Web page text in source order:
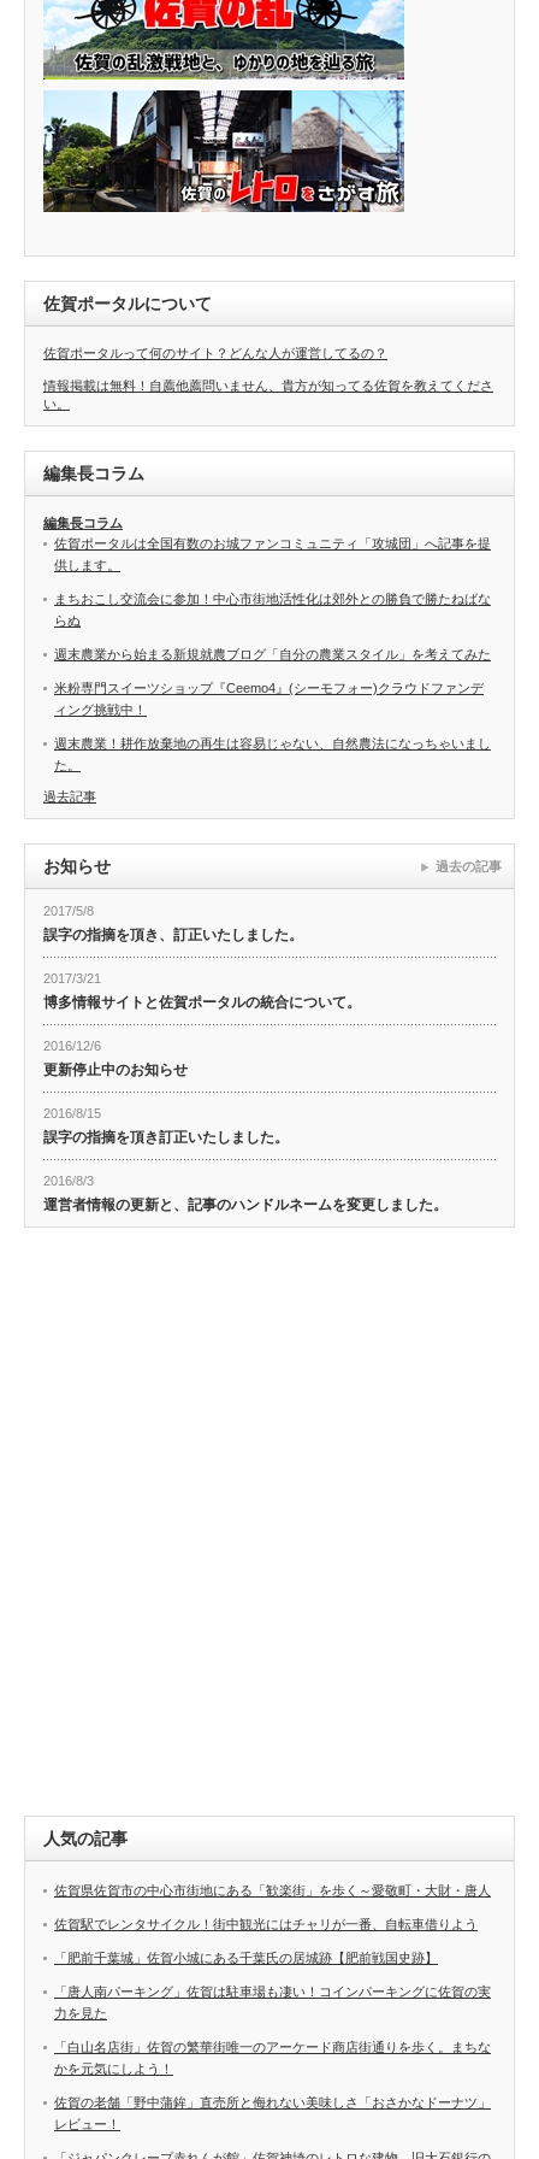
佐賀ポータルについて
佐賀ポータルって何のサイト？どんな人が運営してるの？
情報掲載は無料！自薦他薦問いません、貴方が知ってる佐賀を教えてくださ
い。
編集長コラム
編集長コラム
佐賀ポータルは全国有数のお城ファンコミュニティ「攻城団」へ記事を提
供します。
まちおこし交流会に参加！中心市街地活性化は郊外との勝負で勝たねばな
らぬ
週末農業から始まる新規就農ブログ「自分の農業スタイル」を考えてみた
米粉専門スイーツショップ『Ceemo4』(シーモフォー)クラウドファンデ
ィング挑戦中！
週末農業！耕作放棄地の再生は容易じゃない、自然農法になっちゃいまし
た。
過去記事
お知らせ
2017/5/8
誤字の指摘を頂き、訂正いたしました。
2017/3/21
博多情報サイトと佐賀ポータルの統合について。
2016/12/6
更新停止中のお知らせ
2016/8/15
誤字の指摘を頂き訂正いたしました。
2016/8/3
運営者情報の更新と、記事のハンドルネームを変更しました。
過去の記事
人気の記事
佐賀県佐賀市の中心市街地にある「歓楽街」を歩く～愛敬町・大財・唐人
佐賀駅でレンタサイクル！街中観光にはチャリが一番、自転車借りよう
「肥前千葉城」佐賀小城にある千葉氏の居城跡【肥前戦国史跡】
「唐人南パーキング」佐賀は駐車場も凄い！コインパーキングに佐賀の実
力を見た
「白山名店街」佐賀の繁華街唯一のアーケード商店街通りを歩く。まちな
かを元気にしよう！
佐賀の老舗「野中蒲鉾」直売所と侮れない美味しさ「おさかなドーナツ」
レビュー！